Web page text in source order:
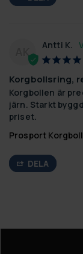
AK Antti K.
Korgbollsring,
Korgbollen är
järn. Starkt
priset.
Prosport
DELA